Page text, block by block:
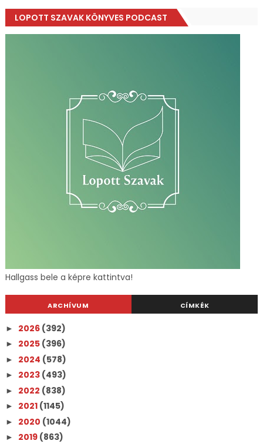
LOPOTT SZAVAK KÖNYVES PODCAST
Hallgass bele a képre kattintva!
ARCHÍVUM CÍMKÉK
► 2026 (392)
► 2025 (396)
► 2024 (578)
► 2023 (493)
► 2022 (838)
► 2021 (1145)
► 2020 (1044)
► 2019 (863)